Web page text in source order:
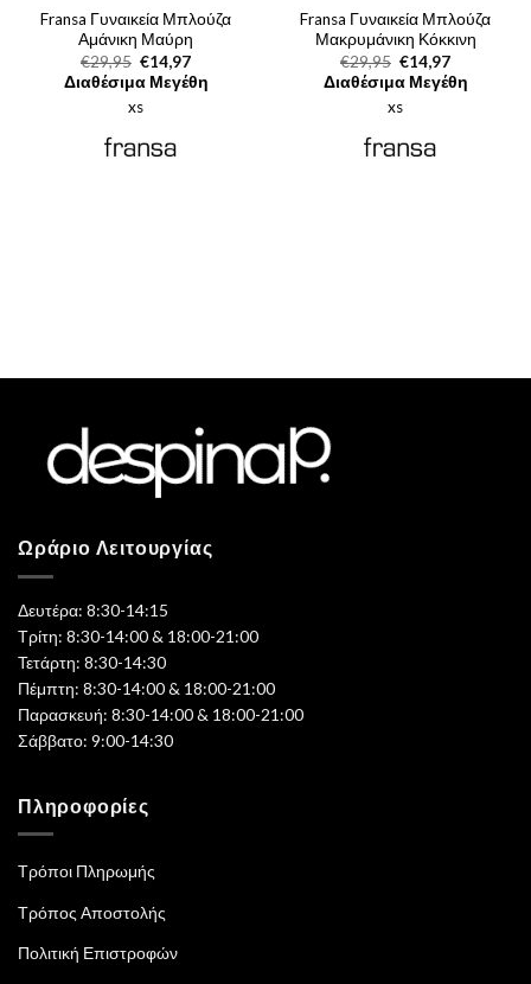
Fransa Γυναικεία Μπλούζα
Αμάνικη Μαύρη
€29,95 Original
price
was:
€29,95.
€14,97Η
τρέχουσα
τιμή
Διαθέσιμα Μεγέθη
xs
Fransa Γυναικεία Μπλούζα
Μακρυμάνικη Κόκκινη
€29,95 Original
price
was:
€29,95.
€14,97Η
τρέχουσα
τιμή
Διαθέσιμα Μεγέθη
xs
Ωράριο Λειτουργίας
Δευτέρα: 8:30-14:15
Τρίτη: 8:30-14:00 & 18:00-21:00
Τετάρτη: 8:30-14:30
Πέμπτη: 8:30-14:00 & 18:00-21:00
Παρασκευή: 8:30-14:00 & 18:00-21:00
Σάββατο: 9:00-14:30
Πληροφορίες
Τρόποι Πληρωμής
Τρόπος Αποστολής
Πολιτική Επιστροφών